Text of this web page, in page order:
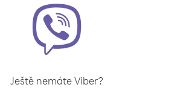
Ještě nemáte Viber?